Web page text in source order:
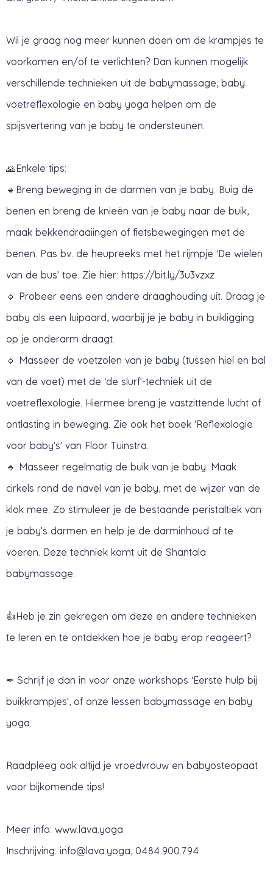
Wil je graag nog meer kunnen doen om de krampjes te
voorkomen en/of te verlichten? Dan kunnen mogelijk
verschillende technieken uit de babymassage, baby
voetreflexologie en baby yoga helpen om de
spijsvertering van je baby te ondersteunen.
🙏Enkele tips:
🔹Breng beweging in de darmen van je baby. Buig de
benen en breng de knieën van je baby naar de buik,
maak bekkendraaiingen of fietsbewegingen met de
benen. Pas bv. de heupreeks met het rijmpje ‘De wielen
van de bus’ toe. Zie hier: https://bit.ly/3u3vzxz
🔹 Probeer eens een andere draaghouding uit. Draag je
baby als een luipaard, waarbij je je baby in buikligging
op je onderarm draagt.
🔹 Masseer de voetzolen van je baby (tussen hiel en bal
van de voet) met de ‘de slurf’-techniek uit de
voetreflexologie. Hiermee breng je vastzittende lucht of
ontlasting in beweging. Zie ook het boek 'Reflexologie
voor baby’s' van Floor Tuinstra.
🔹 Masseer regelmatig de buik van je baby. Maak
cirkels rond de navel van je baby, met de wijzer van de
klok mee. Zo stimuleer je de bestaande peristaltiek van
je baby’s darmen en help je de darminhoud af te
voeren. Deze techniek komt uit de Shantala
babymassage.
👍Heb je zin gekregen om deze en andere technieken
te leren en te ontdekken hoe je baby erop reageert?
✒ Schrijf je dan in voor onze workshops ‘Eerste hulp bij
buikkrampjes’, of onze lessen babymassage en baby
yoga.
Raadpleeg ook altijd je vroedvrouw en babyosteopaat
voor bijkomende tips!
Meer info: www.lava.yoga
Inschrijving: info@lava.yoga, 0484.900.794